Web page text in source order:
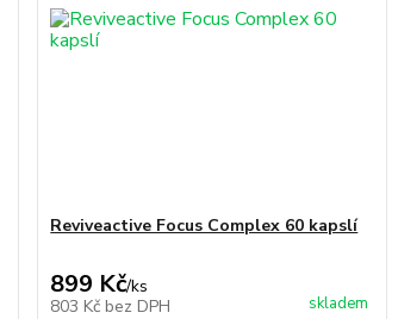
Reviveactive Focus Complex 60 kapslí
899 Kč/ks
803 Kč bez DPH skladem